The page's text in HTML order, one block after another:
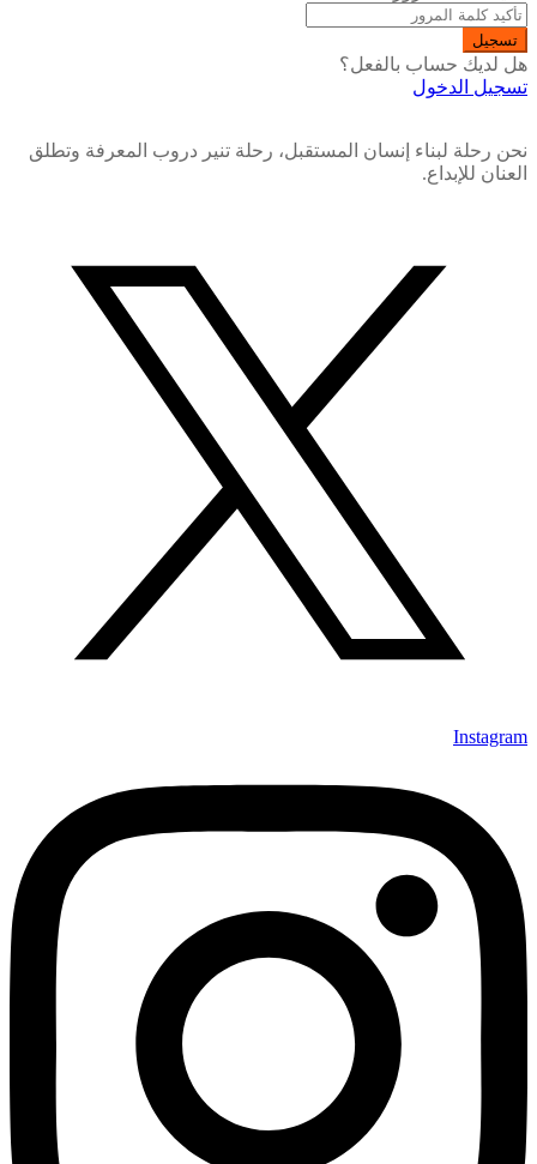
تسجيل
هل لديك حساب بالفعل؟
تسجيل الدخول
نحن رحلة لبناء إنسان المستقبل، رحلة تنير دروب المعرفة وتطلق
العنان للإبداع.
Instagram